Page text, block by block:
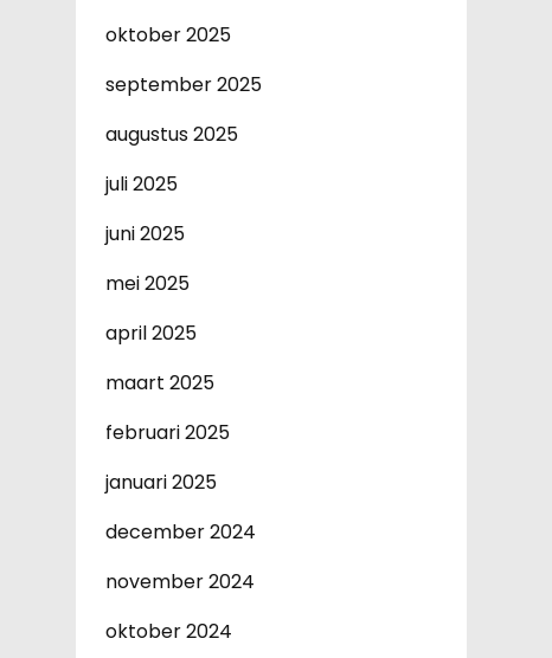
oktober 2025
september 2025
augustus 2025
juli 2025
juni 2025
mei 2025
april 2025
maart 2025
februari 2025
januari 2025
december 2024
november 2024
oktober 2024